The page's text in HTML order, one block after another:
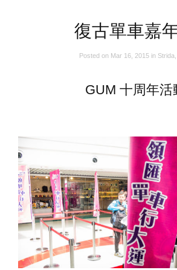
復古單車嘉
Posted on Mar 16, 2015 in Strida
GUM 十周年活